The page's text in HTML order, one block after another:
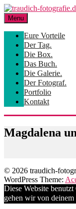
Skip
to
content
Menu
Eure Vorteile
Der Tag.
Die Box.
Das Buch.
Die Galerie.
Der Fotograf.
Portfolio
Kontakt
Magdalena
© 2026 traudich-
WordPress Theme:
Diese Website
gehen wir von deinem